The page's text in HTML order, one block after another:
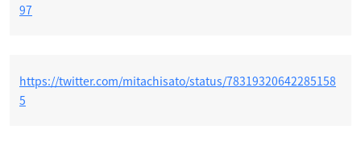
97
https://twitter.com/mitachisato/status/78319320642285158
5